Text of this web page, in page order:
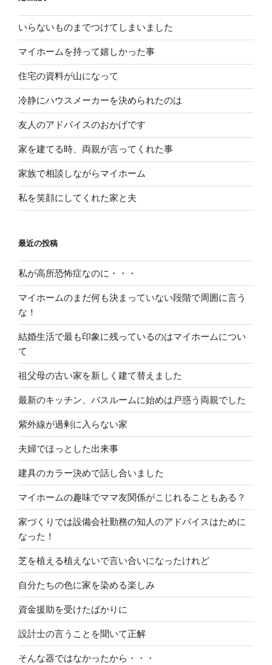
いらないものまでつけてしまいました
マイホームを持って嬉しかった事
住宅の資料が山になって
冷静にハウスメーカーを決められたのは
友人のアドバイスのおかげです
家を建てる時、両親が言ってくれた事
家族で相談しながらマイホーム
私を笑顔にしてくれた家と夫
最近の投稿
私が高所恐怖症なのに・・・
マイホームのまだ何も決まっていない段階で周囲に言う
な！
結婚生活で最も印象に残っているのはマイホームについ
て
祖父母の古い家を新しく建て替えました
最新のキッチン、バスルームに始めは戸惑う両親でした
紫外線が過剰に入らない家
夫婦でほっとした出来事
建具のカラー決めで話し合いました
マイホームの趣味でママ友関係がこじれることもある？
家づくりでは設備会社勤務の知人のアドバイスはために
なった！
芝を植える植えないで言い合いになったけれど
自分たちの色に家を染める楽しみ
資金援助を受けたばかりに
設計士の言うことを聞いて正解
そんな器ではなかったから・・・